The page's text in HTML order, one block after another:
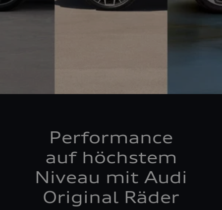
Performance
auf höchstem
Niveau mit Audi
Original Räder